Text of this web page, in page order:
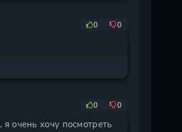
0 0
0 0
очень хочу посмотреть